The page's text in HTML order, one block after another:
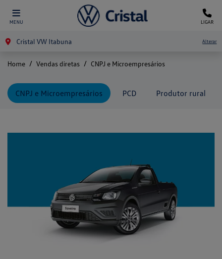
MENU LIGAR
Cristal VW Itabuna Alterar
Home Vendas diretas CNPJ e Microempresários
PCD
CNPJ e Microempresários Produtor rural